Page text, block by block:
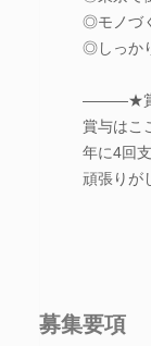
◎モノづ
◎しっか
―――★賞
賞与はこ
年に4回
頑張りが
募集要項